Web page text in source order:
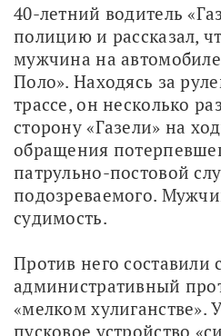
40-летний водитель
полицию и рассказал,
мужчина на
Поло». Находясь за
трассе, он несколько
сторону «Газели» на
обращения
патрульно-постовой
подозреваемого.
судимость.
Против него составили
административный
«мелком хулиганстве».
пусковое устройство